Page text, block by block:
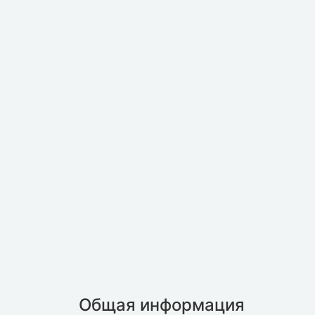
Общая информация